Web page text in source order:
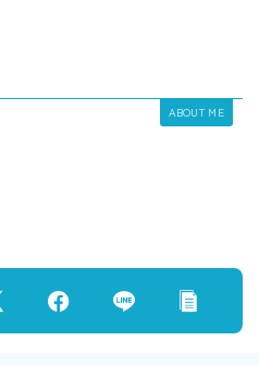
ABOUT ME